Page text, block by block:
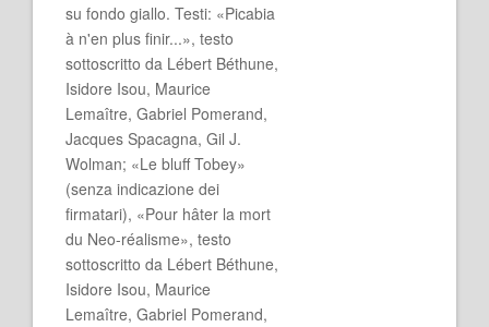
su fondo giallo. Testi: «Picabia
à n'en plus finir...», testo
sottoscritto da Lébert Béthune,
Isidore Isou, Maurice
Lemaître, Gabriel Pomerand,
Jacques Spacagna, Gil J.
Wolman; «Le bluff Tobey»
(senza indicazione dei
firmatari), «Pour hâter la mort
du Neo-réalisme», testo
sottoscritto da Lébert Béthune,
Isidore Isou, Maurice
Lemaître, Gabriel Pomerand,